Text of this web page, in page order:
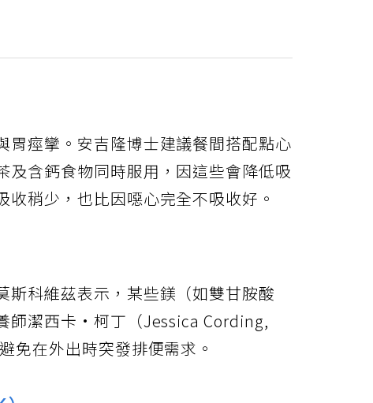
痙攣。安吉隆博士建議餐間搭配點心
含鈣食物同時服用，因這些會降低吸
稍少，也比因噁心完全不吸收好。
科維茲表示，某些鎂（如雙甘胺酸
師潔西卡·柯丁（Jessica Cording,
免在外出時突發排便需求。